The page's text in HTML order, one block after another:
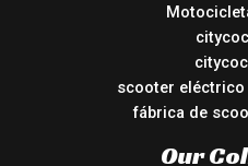
scooter
fábrica de
Our